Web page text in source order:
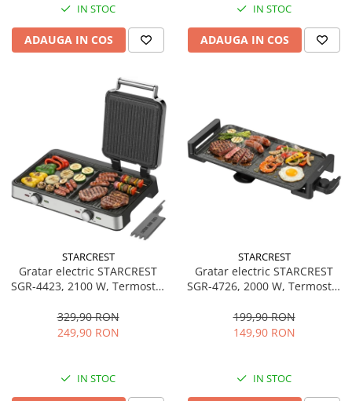
IN STOC
ADAUGA IN COS
IN STOC
ADAUGA IN COS
STARCREST
Gratar electric STARCREST
SGR-4423, 2100 W, Termostat
ceramic tip grill/neted,
Suprafata de gatire 44 x 23.5
329,90 RON
249,90 RON
IN STOC
STARCREST
Gratar electric STARCREST
SGR-4726, 2000 W, Termostat
ceramic tip grill/neted,
Suprafata de gatire 47 x 26.5
199,90 RON
149,90 RON
IN STOC